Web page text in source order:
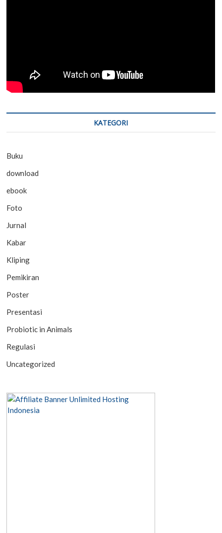
KATEGORI
Buku
download
ebook
Foto
Jurnal
Kabar
Kliping
Pemikiran
Poster
Presentasi
Probiotic in Animals
Regulasi
Uncategorized